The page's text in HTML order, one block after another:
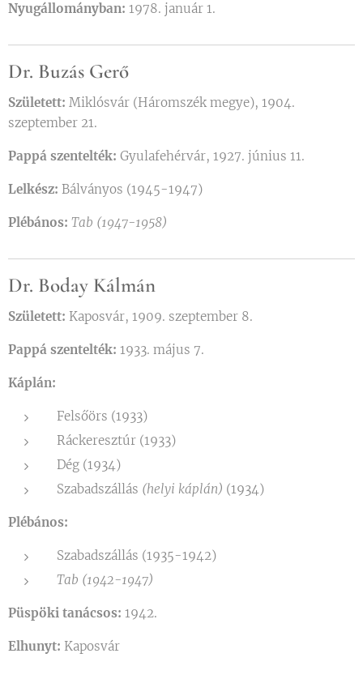
Nyugállományban: 1978. január 1.
Dr. Buzás Gerő
Született: Miklósvár (Háromszék megye), 1904.
szeptember 21.
Pappá szentelték: Gyulafehérvár, 1927. június 11.
Lelkész: Bálványos (1945-1947)
Plébános: Tab (1947-1958)
Dr. Boday Kálmán
Született: Kaposvár, 1909. szeptember 8.
Pappá szentelték: 1933. május 7.
Káplán:
Felsőörs (1933)
Ráckeresztúr (1933)
Dég (1934)
Szabadszállás (helyi káplán) (1934)
Plébános:
Szabadszállás (1935-1942)
Tab (1942-1947)
Püspöki tanácsos: 1942.
Elhunyt: Kaposvár